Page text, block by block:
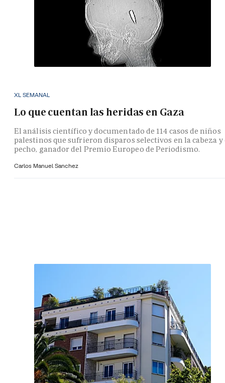
XL SEMANAL
Lo que cuentan las heridas en Gaza
El análisis científico y documentado de 114 casos de niños
palestinos que sufrieron disparos selectivos en la cabeza y
pecho, ganador del Premio Europeo de Periodismo.
Carlos Manuel Sanchez